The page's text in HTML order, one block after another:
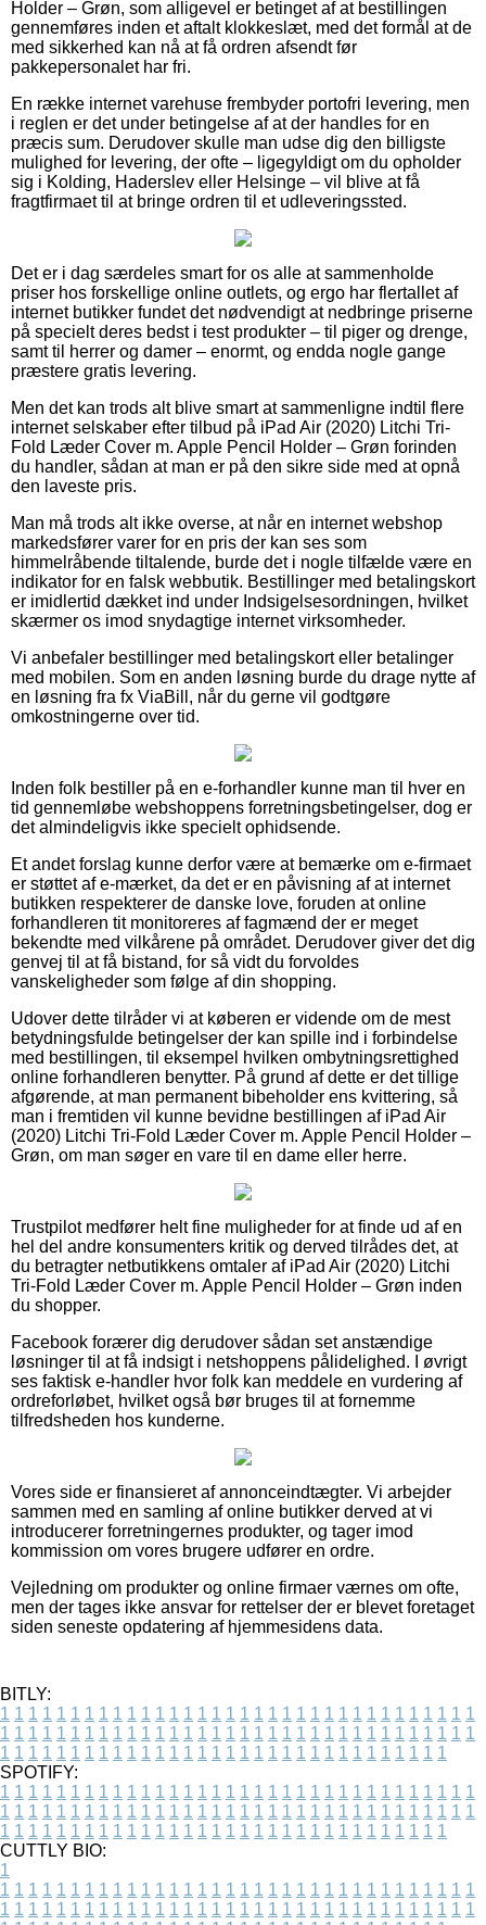
Holder – Grøn, som alligevel er betinget af at bestillingen
gennemføres inden et aftalt klokkeslæt, med det formål at de
med sikkerhed kan nå at få ordren afsendt før
pakkepersonalet har fri.
En række internet varehuse frembyder portofri levering, men
i reglen er det under betingelse af at der handles for en
præcis sum. Derudover skulle man udse dig den billigste
mulighed for levering, der ofte – ligegyldigt om du opholder
sig i Kolding, Haderslev eller Helsinge – vil blive at få
fragtfirmaet til at bringe ordren til et udleveringssted.
Det er i dag særdeles smart for os alle at sammenholde
priser hos forskellige online outlets, og ergo har flertallet af
internet butikker fundet det nødvendigt at nedbringe priserne
på specielt deres bedst i test produkter – til piger og drenge,
samt til herrer og damer – enormt, og endda nogle gange
præstere gratis levering.
Men det kan trods alt blive smart at sammenligne indtil flere
internet selskaber efter tilbud på iPad Air (2020) Litchi Tri-
Fold Læder Cover m. Apple Pencil Holder – Grøn forinden
du handler, sådan at man er på den sikre side med at opnå
den laveste pris.
Man må trods alt ikke overse, at når en internet webshop
markedsfører varer for en pris der kan ses som
himmelråbende tiltalende, burde det i nogle tilfælde være en
indikator for en falsk webbutik. Bestillinger med betalingskort
er imidlertid dækket ind under Indsigelsesordningen, hvilket
skærmer os imod snydagtige internet virksomheder.
Vi anbefaler bestillinger med betalingskort eller betalinger
med mobilen. Som en anden løsning burde du drage nytte af
en løsning fra fx ViaBill, når du gerne vil godtgøre
omkostningerne over tid.
Inden folk bestiller på en e-forhandler kunne man til hver en
tid gennemløbe webshoppens forretningsbetingelser, dog er
det almindeligvis ikke specielt ophidsende.
Et andet forslag kunne derfor være at bemærke om e-firmaet
er støttet af e-mærket, da det er en påvisning af at internet
butikken respekterer de danske love, foruden at online
forhandleren tit monitoreres af fagmænd der er meget
bekendte med vilkårene på området. Derudover giver det dig
genvej til at få bistand, for så vidt du forvoldes
vanskeligheder som følge af din shopping.
Udover dette tilråder vi at køberen er vidende om de mest
betydningsfulde betingelser der kan spille ind i forbindelse
med bestillingen, til eksempel hvilken ombytningsrettighed
online forhandleren benytter. På grund af dette er det tillige
afgørende, at man permanent bibeholder ens kvittering, så
man i fremtiden vil kunne bevidne bestillingen af iPad Air
(2020) Litchi Tri-Fold Læder Cover m. Apple Pencil Holder –
Grøn, om man søger en vare til en dame eller herre.
Trustpilot medfører helt fine muligheder for at finde ud af en
hel del andre konsumenters kritik og derved tilrådes det, at
du betragter netbutikkens omtaler af iPad Air (2020) Litchi
Tri-Fold Læder Cover m. Apple Pencil Holder – Grøn inden
du shopper.
Facebook forærer dig derudover sådan set anstændige
løsninger til at få indsigt i netshoppens pålidelighed. I øvrigt
ses faktisk e-handler hvor folk kan meddele en vurdering af
ordreforløbet, hvilket også bør bruges til at fornemme
tilfredsheden hos kunderne.
Vores side er finansieret af annonceindtægter. Vi arbejder
sammen med en samling af online butikker derved at vi
introducerer forretningernes produkter, og tager imod
kommission om vores brugere udfører en ordre.
Vejledning om produkter og online firmaer værnes om ofte,
men der tages ikke ansvar for rettelser der er blevet foretaget
siden seneste opdatering af hjemmesidens data.
BITLY:
1 1 1 1 1 1 1 1 1 1 1 1 1 1 1 1 1 1 1 1 1 1 1 1 1 1 1 1 1 1 1 1 1 1
1 1 1 1 1 1 1 1 1 1 1 1 1 1 1 1 1 1 1 1 1 1 1 1 1 1 1 1 1 1 1 1 1 1
1 1 1 1 1 1 1 1 1 1 1 1 1 1 1 1 1 1 1 1 1 1 1 1 1 1 1 1 1 1 1 1
SPOTIFY:
1 1 1 1 1 1 1 1 1 1 1 1 1 1 1 1 1 1 1 1 1 1 1 1 1 1 1 1 1 1 1 1 1 1
1 1 1 1 1 1 1 1 1 1 1 1 1 1 1 1 1 1 1 1 1 1 1 1 1 1 1 1 1 1 1 1 1 1
1 1 1 1 1 1 1 1 1 1 1 1 1 1 1 1 1 1 1 1 1 1 1 1 1 1 1 1 1 1 1 1
CUTTLY BIO:
1
1 1 1 1 1 1 1 1 1 1 1 1 1 1 1 1 1 1 1 1 1 1 1 1 1 1 1 1 1 1 1 1 1 1
1 1 1 1 1 1 1 1 1 1 1 1 1 1 1 1 1 1 1 1 1 1 1 1 1 1 1 1 1 1 1 1 1 1